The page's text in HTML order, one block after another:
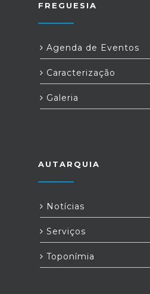
FREGUESIA
Agenda de Eventos
Caracterização
Galeria
AUTARQUIA
Notícias
Serviços
Toponímia